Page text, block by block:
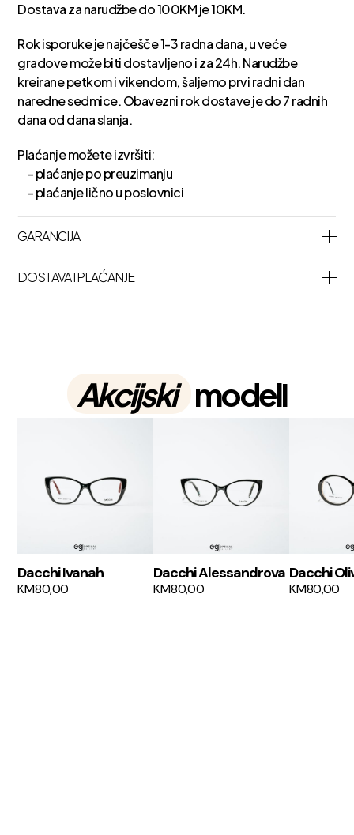
Dostava za narudžbe do 100KM je 10KM.
Rok isporuke je najčešče 1-3 radna dana, u veće
gradove može biti dostavljeno i za 24h. Narudžbe
kreirane petkom i vikendom, šaljemo prvi radni dan
naredne sedmice. Obavezni rok dostave je do 7 radnih
dana od dana slanja.
Plaćanje možete izvršiti:
- plaćanje po preuzimanju
- plaćanje lično u poslovnici
GARANCIJA
DOSTAVA I PLAĆANJE
Akcijski modeli
Dacchi Ivanah
KM80,00
Dacchi Alessandrova
KM80,00
Dacchi
KM80,00